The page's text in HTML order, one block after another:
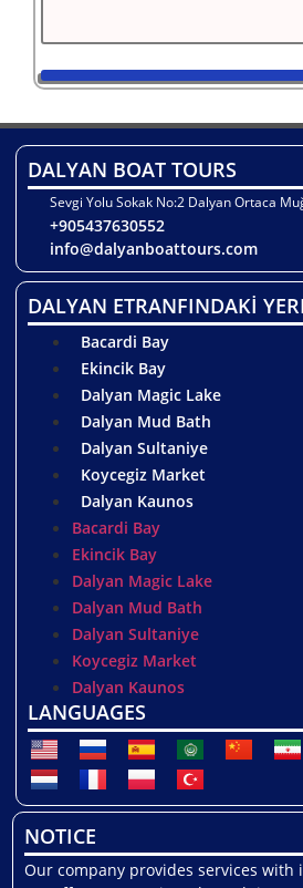
DALYAN BOAT TOURS
Sevgi Yolu Sokak No:2 Dalyan Ortaca
+905437630552
info@dalyanboattours.com
DALYAN ETRANFINDAKİ
Bacardi Bay
Ekincik Bay
Dalyan Magic Lake
Dalyan Mud Bath
Dalyan Sultaniye
Koycegiz Market
Dalyan Kaunos
Bacardi Bay
Ekincik Bay
Dalyan Magic Lake
Dalyan Mud Bath
Dalyan Sultaniye
Koycegiz Market
Dalyan Kaunos
LANGUAGES
NOTICE
Our company provides services with